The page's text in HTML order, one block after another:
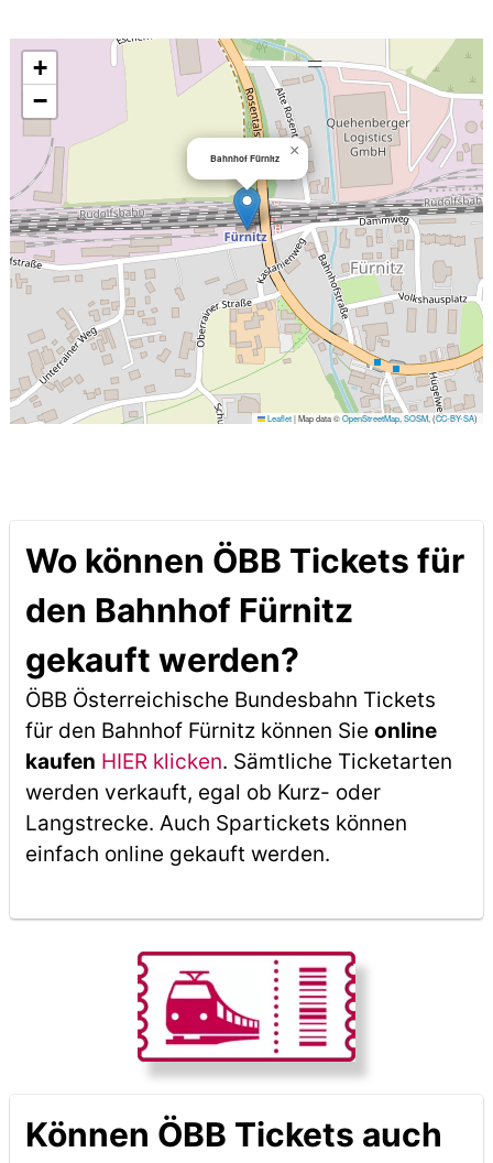
Bahnhof Fürnitz ×
+
−
Leaflet|Map data ©OpenStreetMap ,SOSM , (CC-BY-SA)
Wo können ÖBB Tickets für
den Bahnhof Fürnitz
gekauft werden?
ÖBB Österreichische Bundesbahn Tickets
für den Bahnhof Fürnitz können Sie online
kaufen HIER klicken. Sämtliche Ticketarten
werden verkauft, egal ob Kurz- oder
Langstrecke. Auch Spartickets können
einfach online gekauft werden.
Können ÖBB Tickets auch